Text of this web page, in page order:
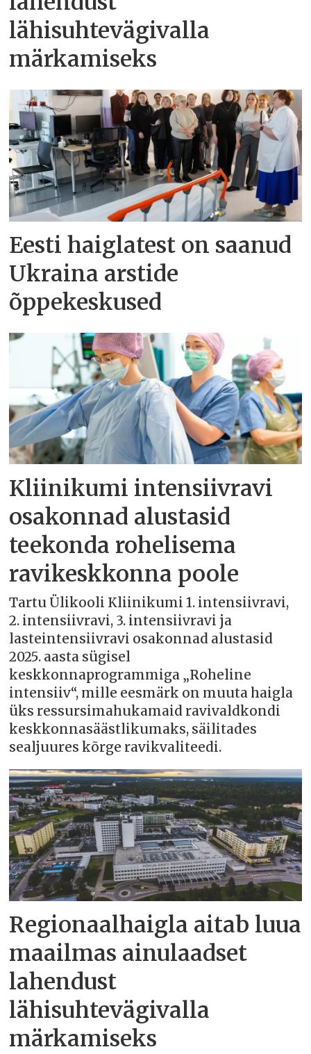
lähisuhtevägivalla
märkamiseks
Eesti haiglatest on saanud
Ukraina arstide
õppekeskused
Kliinikumi intensiivravi
osakonnad alustasid
teekonda rohelisema
ravikeskkonna poole
Tartu Ülikooli Kliinikumi 1. intensiivravi,
2. intensiivravi, 3. intensiivravi ja
lasteintensiivravi osakonnad alustasid
2025. aasta sügisel
keskkonnaprogrammiga „Roheline
intensiiv“, mille eesmärk on muuta haigla
üks ressursimahukamaid ravivaldkondi
keskkonnasäästlikumaks, säilitades
sealjuures kõrge ravikvaliteedi.
Regionaalhaigla aitab luua
maailmas ainulaadset
lahendust
lähisuhtevägivalla
märkamiseks